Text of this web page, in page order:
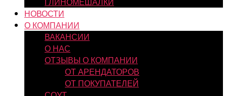
НОВОСТИ
О КОМПАНИИ
ВАКАНСИИ
О НАС
ОТЗЫВЫ О КОМПАНИИ
ОТ АРЕНДАТОРОВ
ОТ ПОКУПАТЕЛЕЙ